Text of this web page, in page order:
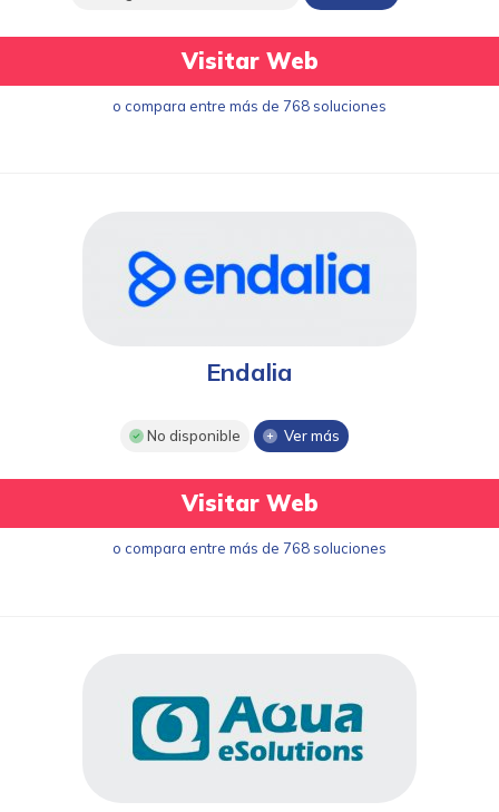
Visitar Web
o compara entre más de 768 soluciones
Endalia
No disponible Ver más
Visitar Web
o compara entre más de 768 soluciones